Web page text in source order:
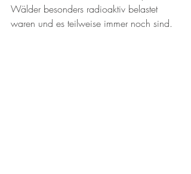
Wälder besonders radioaktiv belastet
waren und es teilweise immer noch sind.